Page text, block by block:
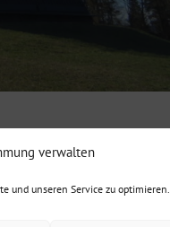
verwalten
und unseren Service zu optimieren.
vom Hagbergturm.
den